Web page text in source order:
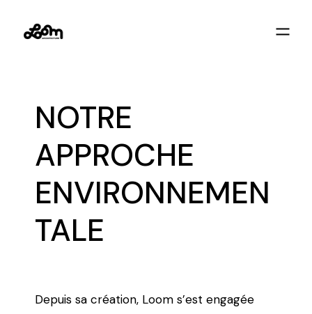
NOTRE
APPROCHE
ENVIRONNEMEN
TALE
Depuis sa création, Loom s’est engagée